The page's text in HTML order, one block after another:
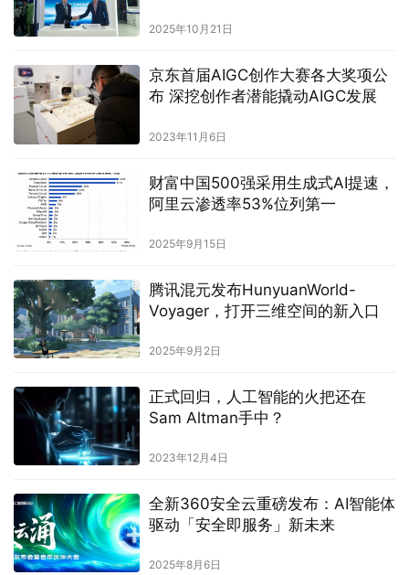
2025年10月21日
京东首届AIGC创作大赛各大奖项公
布 深挖创作者潜能撬动AIGC发展
2023年11月6日
财富中国500强采用生成式AI提速，
阿里云渗透率53%位列第一
2025年9月15日
腾讯混元发布HunyuanWorld-
Voyager，打开三维空间的新入口
2025年9月2日
正式回归，人工智能的火把还在
Sam Altman手中？
2023年12月4日
全新360安全云重磅发布：AI智能体
驱动「安全即服务」新未来
2025年8月6日